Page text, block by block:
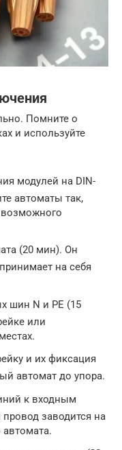
Помните о
и используйте
модулей на DIN-
автоматы так,
(20 мин). Он
на себя
шин N и PE (15
или
и их фиксация
автомат до упора.
к входным
заводится на